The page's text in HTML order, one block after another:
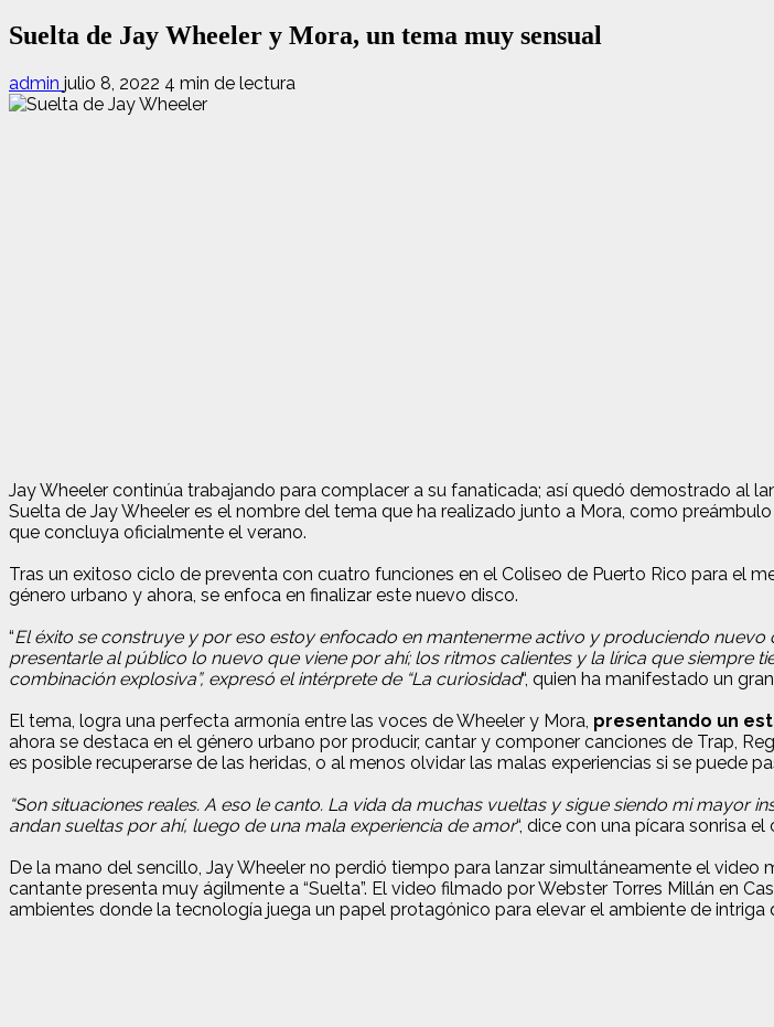
Suelta de Jay Wheeler y Mora, un tema muy sensual
admin julio 8, 2022 4 min de lectura
Jay Wheeler continúa trabajando para complacer a su fanaticada; así quedó demostrado al
Suelta de Jay Wheeler es el nombre del tema que ha realizado junto a Mora, como
que concluya oficialmente el verano.
Tras un exitoso ciclo de preventa con cuatro funciones en el Coliseo de Puerto Rico para el
género urbano y ahora, se enfoca en finalizar este nuevo disco.
“El éxito se construye y por eso estoy enfocado en mantenerme activo y produciendo
presentarle al público lo nuevo que viene por ahí; los ritmos calientes y la lírica que siempre
combinación explosiva”, expresó el intérprete de “La curiosidad“, quien ha manifestado un
El tema, logra una perfecta armonía entre las voces de Wheeler y Mora, presentando un
ahora se destaca en el género urbano por producir, cantar y componer canciones de Trap,
es posible recuperarse de las heridas, o al menos olvidar las malas experiencias si se puede
“Son situaciones reales. A eso le canto. La vida da muchas vueltas y sigue siendo mi mayor
andan sueltas por ahí, luego de una mala experiencia de amor“, dice con una pícara sonrisa
De la mano del sencillo, Jay Wheeler no perdió tiempo para lanzar simultáneamente el
cantante presenta muy ágilmente a “Suelta”. El video filmado por Webster Torres Millán en
ambientes donde la tecnología juega un papel protagónico para elevar el ambiente de intriga